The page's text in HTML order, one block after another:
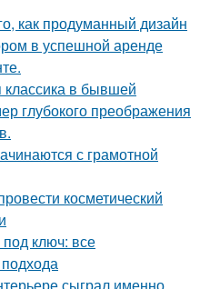
как продуманный дизайн
в успешной аренде
в бывшей
глубокого преображения
с грамотной
косметический
ключ: все